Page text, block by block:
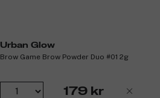
Urban Glow
Brow Game Brow Powder Duo #01 2g
179 kr